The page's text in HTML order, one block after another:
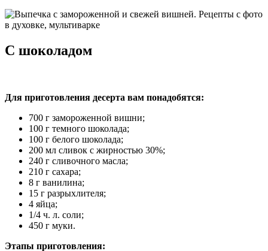
С шоколадом
Для приготовления десерта вам понадобятся:
700 г замороженной вишни;
100 г темного шоколада;
100 г белого шоколада;
200 мл сливок с жирностью 30%;
240 г сливочного масла;
210 г сахара;
8 г ванилина;
15 г разрыхлителя;
4 яйца;
1/4 ч. л. соли;
450 г муки.
Этапы приготовления: